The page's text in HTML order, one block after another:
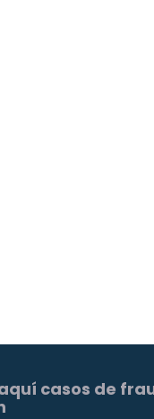
casos de